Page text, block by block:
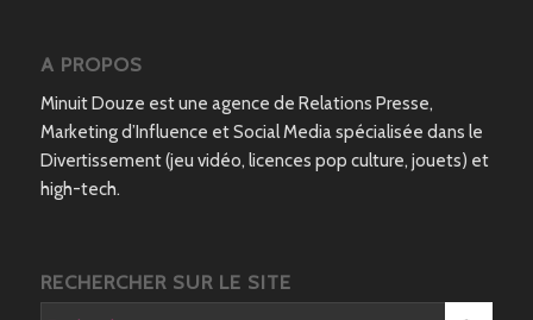
A PROPOS
Minuit Douze est une agence de Relations Presse,
Marketing d’Influence et Social Media spécialisée dans le
Divertissement (jeu vidéo, licences pop culture, jouets) et
high-tech.
RECHERCHER SUR LE SITE